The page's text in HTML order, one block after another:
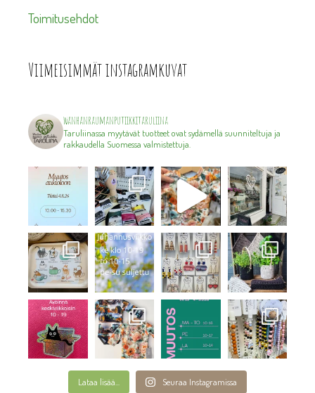
Toimitusehdot
Viimeisimmät instagramkuvat
wanhanraumanputiikkitaruliina
Taruliinassa myytävät tuotteet ovat sydämellä suunniteltuja ja
rakkaudella Suomessa valmistettuja.
Lataa lisää... Seuraa Instagramissa